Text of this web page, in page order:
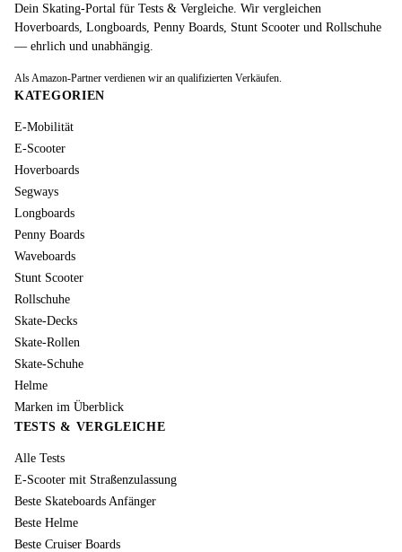
Dein Skating-Portal für Tests & Vergleiche. Wir vergleichen
Hoverboards, Longboards, Penny Boards, Stunt Scooter und Rollschuhe
— ehrlich und unabhängig.
Als Amazon-Partner verdienen wir an qualifizierten Verkäufen.
KATEGORIEN
E-Mobilität
E-Scooter
Hoverboards
Segways
Longboards
Penny Boards
Waveboards
Stunt Scooter
Rollschuhe
Skate-Decks
Skate-Rollen
Skate-Schuhe
Helme
Marken im Überblick
TESTS & VERGLEICHE
Alle Tests
E-Scooter mit Straßenzulassung
Beste Skateboards Anfänger
Beste Helme
Beste Cruiser Boards